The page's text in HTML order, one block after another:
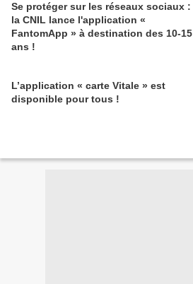
Se protéger sur les réseaux sociaux :
la CNIL lance l'application «
FantomApp » à destination des 10-15
ans !
L’application « carte Vitale » est
disponible pour tous !